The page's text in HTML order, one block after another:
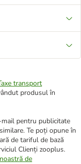
transport
produsul în
pentru publicitate
Te poți opune în
de tariful de bază
Clienți zooplus.
de